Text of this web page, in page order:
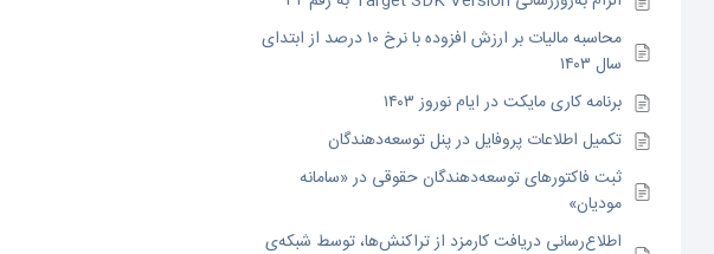
محاسبه مالیات بر ارزش افزوده با نرخ ۱۰ درصد از ابتدای
سال ۱۴۰۳
برنامه کاری مایکت در ایام نوروز ۱۴۰۳
تکمیل اطلاعات پروفایل در پنل توسعه‌دهندگان
ثبت فاکتورهای توسعه‌دهندگان حقوقی در «سامانه
مودیان»
اطلاع‌رسانی دریافت کارمزد از تراکنش‌ها، توسط شبکه‌ی